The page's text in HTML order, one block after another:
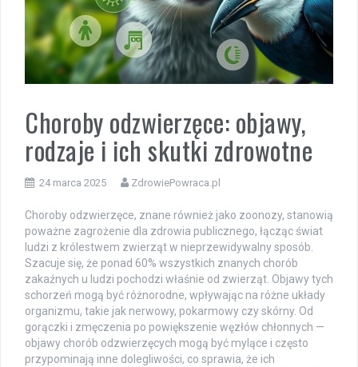
Choroby odzwierzęce: objawy,
rodzaje i ich skutki zdrowotne
24 marca 2025 ZdrowiePowraca.pl
Choroby odzwierzęce, znane również jako zoonozy, stanowią
poważne zagrożenie dla zdrowia publicznego, łącząc świat
ludzi z królestwem zwierząt w nieprzewidywalny sposób.
Szacuje się, że ponad 60% wszystkich znanych chorób
zakaźnych u ludzi pochodzi właśnie od zwierząt. Objawy tych
schorzeń mogą być różnorodne, wpływając na różne układy
organizmu, takie jak nerwowy, pokarmowy czy skórny. Od
gorączki i zmęczenia po powiększenie węzłów chłonnych —
objawy chorób odzwierzęcych mogą być mylące i często
przypominają inne dolegliwości, co sprawia, że ich